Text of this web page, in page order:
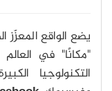
يضع الواقع
"مكانًا" في
التكنولوجيا